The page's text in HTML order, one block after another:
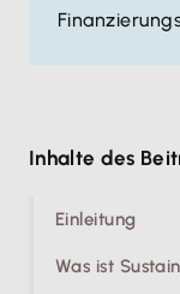
Inhalte des
Einleitung
Was ist